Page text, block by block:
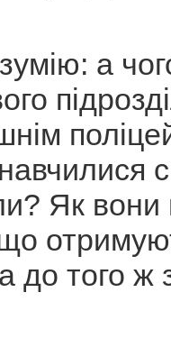
а
Як вони
до того ж